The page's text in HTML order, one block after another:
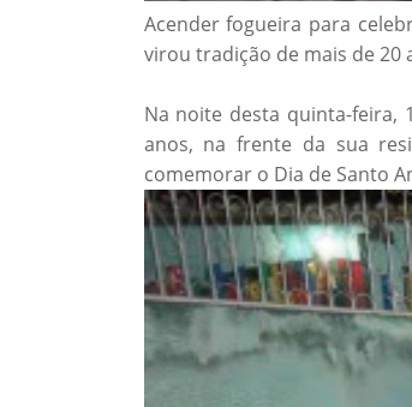
Acender fogueira para
virou tradição de mais de 20
Na noite desta quinta-feira,
anos, na frente da sua
comemorar o Dia de Santo